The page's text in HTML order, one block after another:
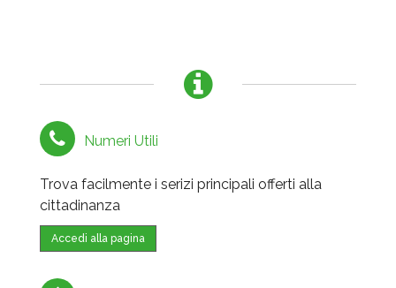
Numeri Utili
Trova facilmente i serizi principali offerti alla
cittadinanza
Accedi alla pagina